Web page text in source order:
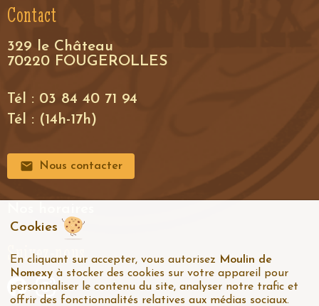
Contact
329 le Château
70220 FOUGEROLLES
Tél : 03 84 40 71 94
Tél : (14h-17h)
Nous contacter
Suivez-nous
Cookies
En cliquant sur accepter, vous autorisez Moulin de
Nomexy à stocker des cookies sur votre appareil pour
personnaliser le contenu du site, analyser notre trafic et
offrir des fonctionnalités relatives aux médias sociaux.